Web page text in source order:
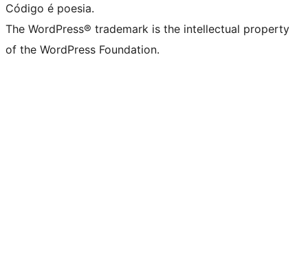
Código é poesia.
The WordPress® trademark is the intellectual property
of the WordPress Foundation.